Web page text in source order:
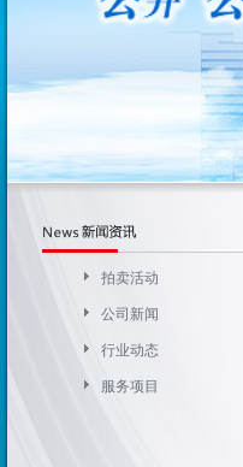
拍卖活动
公司新闻
行业动态
服务项目